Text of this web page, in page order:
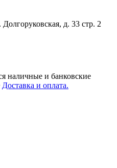
д. 33 стр. 2
наличные и банковские
Доставка и оплата.